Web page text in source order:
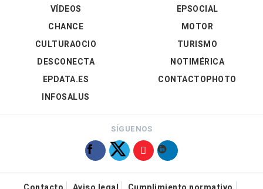
VÍDEOS
EPSOCIAL
CHANCE
CULTURAOCIO
DESCONECTA
EPDATA.ES
INFOSALUS
MOTOR
TURISMO
NOTIMÉRICA
CONTACTOPHOTO
SÍGUENOS